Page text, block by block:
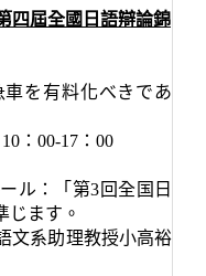
四屆全國日語辯論錦
を有料化べきであ
：00-17：00
ル：「第3回全国日
じます 。
文系助理教授小高裕